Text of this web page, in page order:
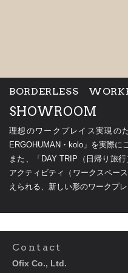
BORDERLESS
SHOWROOM
理想のワークプレイス実現の
ERGOHUMAN・kolo」を実際に
また、「DAY TRIP（日帰り旅
アクティビティ（ワークスペー
えられる、新しい形のワークプ
Contact
Ofix Co., Ltd.